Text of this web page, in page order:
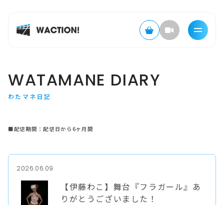
WATAMANE DIARY
わたマネ日記
■配信期間：配信日から6ヶ月間
2026.06.09
【伊藤わこ】舞台『フラガール』あ
りがとうございました！